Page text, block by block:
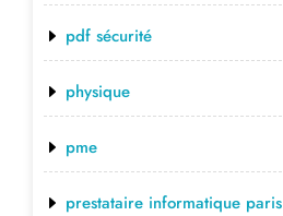
pdf sécurité
physique
pme
prestataire informatique paris